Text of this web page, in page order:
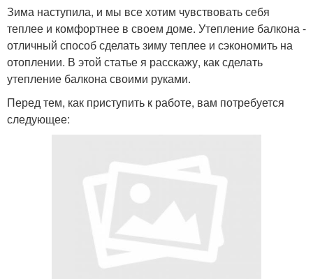
Зима наступила, и мы все хотим чувствовать себя
теплее и комфортнее в своем доме. Утепление балкона -
отличный способ сделать зиму теплее и сэкономить на
отоплении. В этой статье я расскажу, как сделать
утепление балкона своими руками.
Перед тем, как приступить к работе, вам потребуется
следующее: